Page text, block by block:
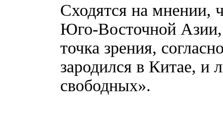
Сходятся на мнении,
Юго-Восточной Азии,
точка зрения,
зародился в Китае, и
свободных».